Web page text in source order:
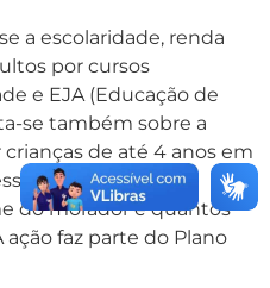
a escolaridade, renda
por cursos
e EJA (Educação de
se também sobre a
de até 4 anos em
como data de
do morador e quantos
faz parte do Plano